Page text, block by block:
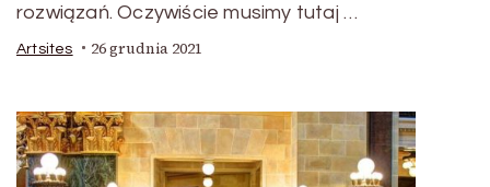
rozwiązań. Oczywiście musimy tutaj …
Artsites 26 grudnia 2021